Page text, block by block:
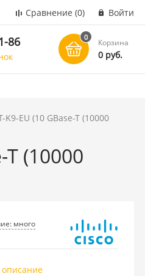
Сравнение (0) Войти
86 0
Корзина
0 руб.
K9-EU (10 GBase-T (10000
T (10000
много